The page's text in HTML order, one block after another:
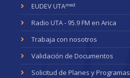
EUDEV UTAmed
Radio UTA - 95.9 FM en Arica
Trabaja con nosotros
Validación de Documentos
Solicitud de Planes y Programas